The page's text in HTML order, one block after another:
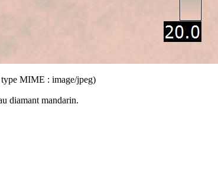
MIME : image/jpeg)
diamant mandarin.